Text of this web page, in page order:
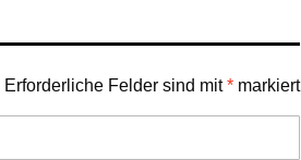
Erforderliche Felder sind mit* markiert